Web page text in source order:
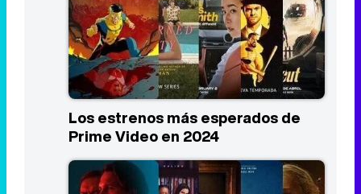
Los estrenos más esperados de
Prime Video en 2024